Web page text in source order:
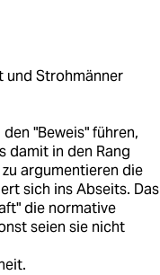
und Strohmänner
"Beweis" führen,
damit in den Rang
argumentieren die
sich ins Abseits. Das
die normative
seien sie nicht